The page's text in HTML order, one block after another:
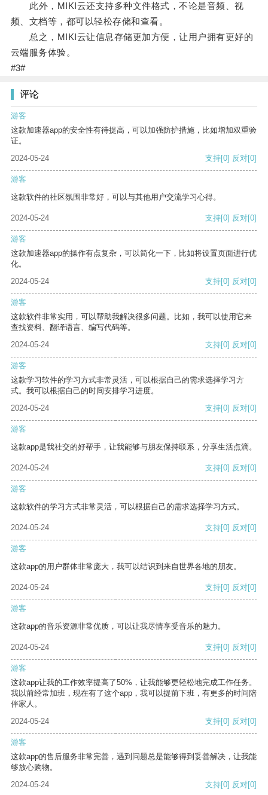
此外，MIKI云还支持多种文件格式，不论是音频、视
频、文档等，都可以轻松存储和查看。
总之，MIKI云让信息存储更加方便，让用户拥有更好的
云端服务体验。
#3#
评论
游客
这款加速器app的安全性有待提高，可以加强防护措施，比如增加双重验
证。
2024-05-24
支持[0] 反对[0]
游客
这款软件的社区氛围非常好，可以与其他用户交流学习心得。
2024-05-24 支持[0] 反对[0]
游客
这款加速器app的操作有点复杂，可以简化一下，比如将设置页面进行优
化。
2024-05-24
支持[0] 反对[0]
游客
这款软件非常实用，可以帮助我解决很多问题。比如，我可以使用它来
查找资料、翻译语言、编写代码等。
2024-05-24
支持[0] 反对[0]
游客
这款学习软件的学习方式非常灵活，可以根据自己的需求选择学习方
式。我可以根据自己的时间安排学习进度。
2024-05-24
支持[0] 反对[0]
游客
这款app是我社交的好帮手，让我能够与朋友保持联系，分享生活点滴。
2024-05-24 支持[0] 反对[0]
游客
这款软件的学习方式非常灵活，可以根据自己的需求选择学习方式。
2024-05-24 支持[0] 反对[0]
游客
这款app的用户群体非常庞大，我可以结识到来自世界各地的朋友。
2024-05-24 支持[0] 反对[0]
游客
这款app的音乐资源非常优质，可以让我尽情享受音乐的魅力。
2024-05-24 支持[0] 反对[0]
游客
这款app让我的工作效率提高了50%，让我能够更轻松地完成工作任务。
我以前经常加班，现在有了这个app，我可以提前下班，有更多的时间陪
伴家人。
2024-05-24
支持[0] 反对[0]
游客
这款app的售后服务非常完善，遇到问题总是能够得到妥善解决，让我能
够放心购物。
2024-05-24
支持[0] 反对[0]